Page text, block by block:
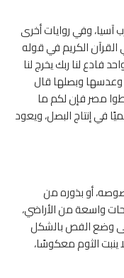
وفي روايات أخرى
الكريم في قوله
فادع لنا ربك يخرج لنا
وعدسها وبصلها قال
مصر فإن لكم ما
في إنتاج البصل، ويعود
أو بذوره من
واسعة من الأراضي،
10سم، وأن يراعى وضع الفص بالشكل
الثوم معكوسًا،